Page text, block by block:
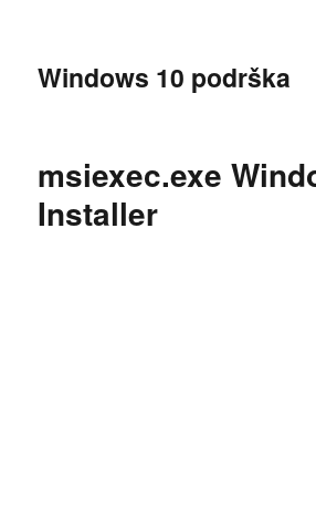
Windows 10 podrška
msiexec.exe
Installer